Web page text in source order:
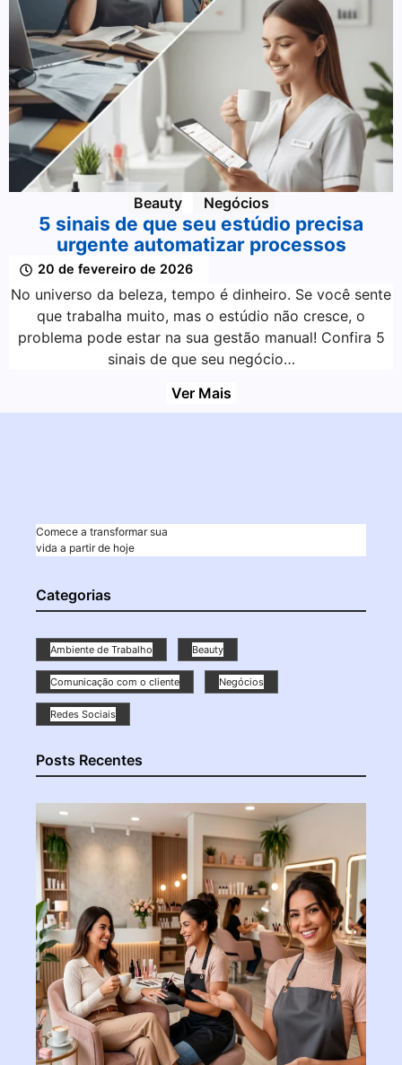
Beauty Negócios
5 sinais de que seu estúdio precisa
urgente automatizar processos
20 de fevereiro de 2026
No universo da beleza, tempo é dinheiro. Se você sente
que trabalha muito, mas o estúdio não cresce, o
problema pode estar na sua gestão manual! Confira 5
sinais de que seu negócio…
Ver Mais
Comece a transformar sua
vida a partir de hoje
Categorias
Ambiente de Trabalho Beauty
Comunicação com o cliente Negócios
Redes Sociais
Posts Recentes